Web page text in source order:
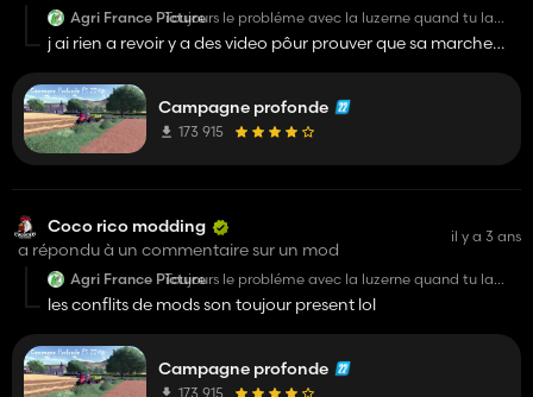
Agri France PictureToujours le probléme avec la luzerne quand tu la
fauche andain noir transparent
j ai rien a revoir y a des video pôur prouver que sa marche
Campagne profonde
173 915
Coco rico modding
a répondu à un commentaire sur un mod
il y a 3 ans
Agri France PictureToujours le probléme avec la luzerne quand tu la
fauche andain noir transparent
les conflits de mods son toujour present lol
Campagne profonde
173 915